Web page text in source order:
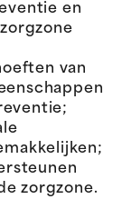
en
van
zorgzone.